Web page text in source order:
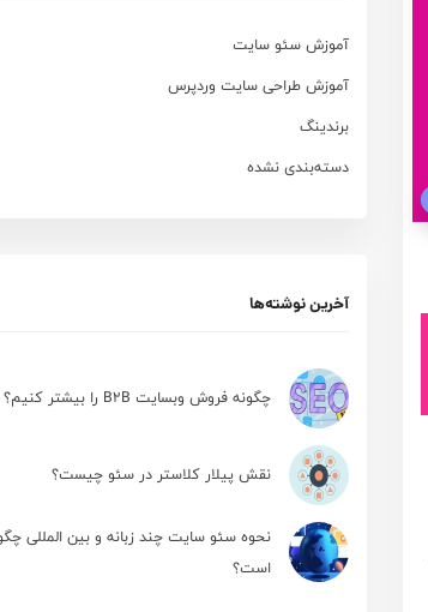
آموزش سئو سایت
آموزش طراحی سایت وردپرس
برندینگ
دسته‌بندی نشده
آخرین نوشته‌ها
چگونه فروش وبسایت B2B را بیشتر کنیم؟
نقش پیلار کلاستر در سئو چیست؟
نحوه سئو سایت چند زبانه و بین المللی
است؟